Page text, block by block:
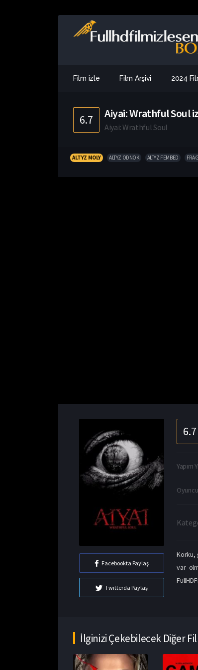
Film izle Film Arşivi 2024
6.7 Aiyai: Wrathful Soul
Aiyai: Wrathful Soul
ALTYZ MOLY ALTYZ ODNOK ALTYZ FEMBED
Facebookta Paylaş
Twitterda Paylaş
6.7
Yapım
Korku,
var
İlginizi Çekebilecek Diğer